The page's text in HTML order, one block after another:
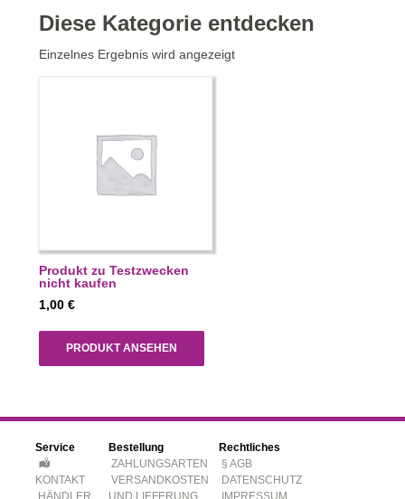
Diese Kategorie entdecken
Einzelnes Ergebnis wird angezeigt
Produkt zu Testzwecken
nicht kaufen
1,00 €
PRODUKT ANSEHEN
Service
KONTAKT
HÄNDLER
Bestellung
ZAHLUNGSARTEN
VERSANDKOSTEN
UND LIEFERUNG
Rechtliches
§ AGB
DATENSCHUTZ
IMPRESSUM